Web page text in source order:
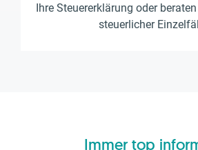
Ihre Steuererklärung oder
steuerlicher
Immer top